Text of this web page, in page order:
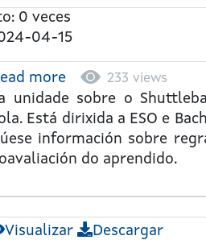
0 veces
04-15
moreabout
Deportes
na
Escola:
Shuttleball
Volantón
233 views
unidade sobre o
Está dirixida a ESO e
información sobre
do aprendido.
Visualizar Descargar